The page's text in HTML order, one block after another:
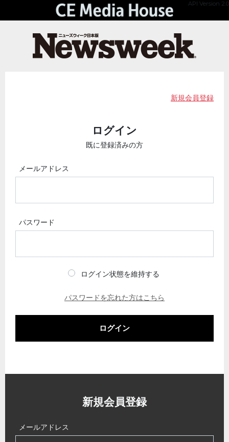
API Version 2.0
新規会員登録
ログイン
既に登録済みの方
メールアドレス
パスワード
ログイン状態を維持する
パスワードを忘れた方はこちら
ログイン
新規会員登録
メールアドレス